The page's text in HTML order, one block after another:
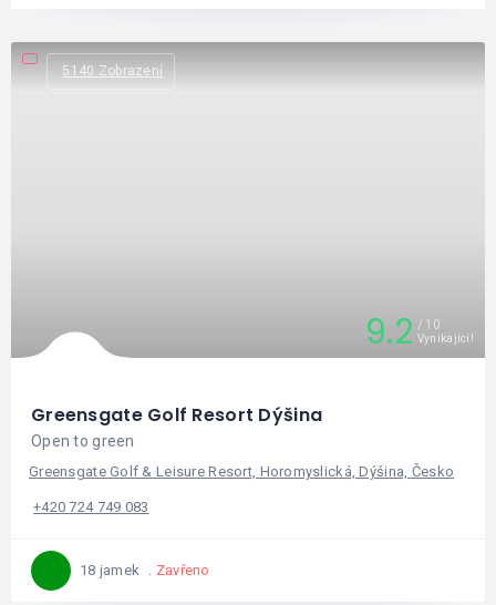
5140 Zobrazení
9.2 10
Vynikající!
Greensgate Golf Resort Dýšina
Open to green
Greensgate Golf & Leisure Resort, Horomyslická, Dýšina, Česko
+420 724 749 083
18 jamek Zavřeno